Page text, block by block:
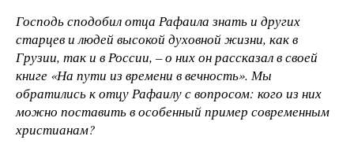
Господь сподобил отца Рафаила знать и других
старцев и людей высокой духовной жизни, как в
Грузии, так и в России, – о них он рассказал в своей
книге «На пути из времени в вечность». Мы
обратились к отцу Рафаилу с вопросом: кого из них
можно поставить в особенный пример современным
христианам?